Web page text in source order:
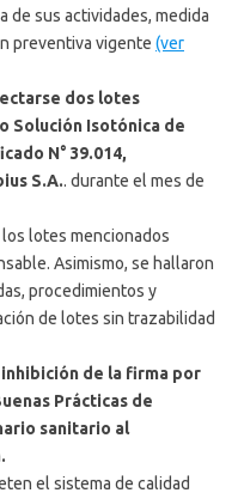
de sus actividades, medida
preventiva vigente (ver
dos lotes
Solución Isotónica de
N° 39.014,
S.A.. durante el mes de
lotes mencionados
Asimismo, se hallaron
procedimientos y
de lotes sin trazabilidad
de la firma por
Prácticas de
sanitario al
el sistema de calidad